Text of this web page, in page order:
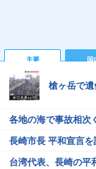
主要 国
槍ヶ岳で
各地の海で事故相次
長崎市長 平和宣言
台湾代表、長崎の平